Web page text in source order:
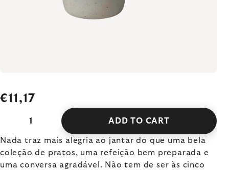
€11,17
ADD TO CART
Nada traz mais alegria ao jantar do que uma bela
coleção de pratos, uma refeição bem preparada e
uma conversa agradável. Não tem de ser às cinco